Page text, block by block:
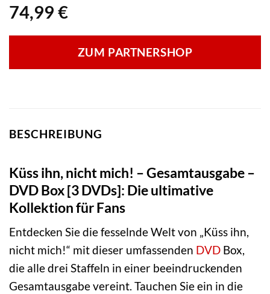
74,99 €
ZUM PARTNERSHOP
BESCHREIBUNG
Küss ihn, nicht mich! – Gesamtausgabe –
DVD Box [3 DVDs]: Die ultimative
Kollektion für Fans
Entdecken Sie die fesselnde Welt von „Küss ihn,
nicht mich!“ mit dieser umfassenden DVD Box,
die alle drei Staffeln in einer beeindruckenden
Gesamtausgabe vereint. Tauchen Sie ein in die